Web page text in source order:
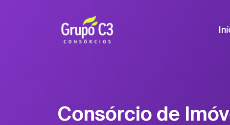
Consórcio de